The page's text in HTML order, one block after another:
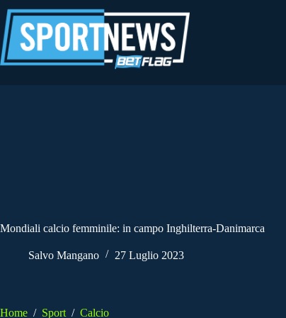
al
contenuto
Mondiali calcio femminile: in campo Inghilterra-Danimarca
Salvo Mangano 27 Luglio 2023
Home / Sport / Calcio